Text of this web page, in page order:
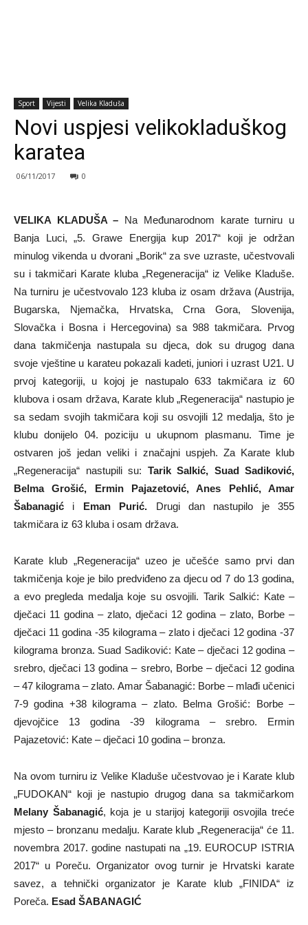
Sport Vijesti Velika Kladuša
Novi uspjesi velikokladuškog
karatea
06/11/2017 0
VELIKA KLADUŠA – Na Međunarodnom karate turniru u
Banja Luci, „5. Grawe Energija kup 2017“ koji je održan
minulog vikenda u dvorani „Borik“ za sve uzraste, učestvovali
su i takmičari Karate kluba „Regeneracija“ iz Velike Kladuše.
Na turniru je učestvovalo 123 kluba iz osam država (Austrija,
Bugarska, Njemačka, Hrvatska, Crna Gora, Slovenija,
Slovačka i Bosna i Hercegovina) sa 988 takmičara. Prvog
dana takmičenja nastupala su djeca, dok su drugog dana
svoje vještine u karateu pokazali kadeti, juniori i uzrast U21. U
prvoj kategoriji, u kojoj je nastupalo 633 takmičara iz 60
klubova i osam država, Karate klub „Regeneracija“ nastupio je
sa sedam svojih takmičara koji su osvojili 12 medalja, što je
klubu donijelo 04. poziciju u ukupnom plasmanu. Time je
ostvaren još jedan veliki i značajni uspjeh. Za Karate klub
„Regeneracija“ nastupili su: Tarik Salkić, Suad Sadiković,
Belma Grošić, Ermin Pajazetović, Anes Pehlić, Amar
Šabanagić i Eman Purić. Drugi dan nastupilo je 355
takmičara iz 63 kluba i osam država.
Karate klub „Regeneracija“ uzeo je učešće samo prvi dan
takmičenja koje je bilo predviđeno za djecu od 7 do 13 godina,
a evo pregleda medalja koje su osvojili. Tarik Salkić: Kate –
dječaci 11 godina – zlato, dječaci 12 godina – zlato, Borbe –
dječaci 11 godina -35 kilograma – zlato i dječaci 12 godina -37
kilograma bronza. Suad Sadiković: Kate – dječaci 12 godina –
srebro, dječaci 13 godina – srebro, Borbe – dječaci 12 godina
– 47 kilograma – zlato. Amar Šabanagić: Borbe – mlađi učenici
7-9 godina +38 kilograma – zlato. Belma Grošić: Borbe –
djevojčice 13 godina -39 kilograma – srebro. Ermin
Pajazetović: Kate – dječaci 10 godina – bronza.
Na ovom turniru iz Velike Kladuše učestvovao je i Karate klub
„FUDOKAN“ koji je nastupio drugog dana sa takmičarkom
Melany Šabanagić, koja je u starijoj kategoriji osvojila treće
mjesto – bronzanu medalju. Karate klub „Regeneracija“ će 11.
novembra 2017. godine nastupati na „19. EUROCUP ISTRIA
2017“ u Poreču. Organizator ovog turnir je Hrvatski karate
savez, a tehnički organizator je Karate klub „FINIDA“ iz
Poreča. Esad ŠABANAGIĆ